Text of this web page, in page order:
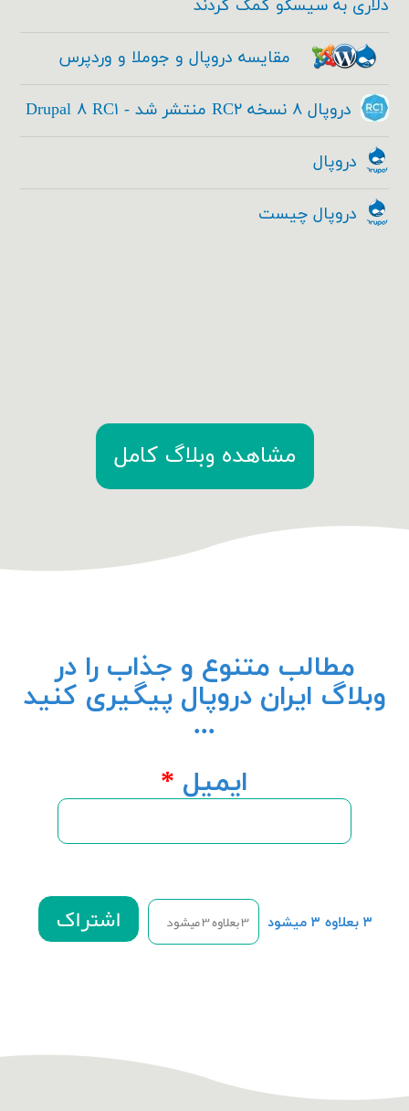
دلاری به سیسکو کمک کردند
مقایسه دروپال و جوملا و وردپرس
دروپال ۸ نسخه RC۲ منتشر شد - Drupal ۸ RC۱
دروپال
دروپال چیست
مشاهده وبلاگ کامل
مطالب متنوع و جذاب را در
وبلاگ ایران دروپال پیگیری کنید
...
ایمیل *
۳ بعلاوه ۳ میشود